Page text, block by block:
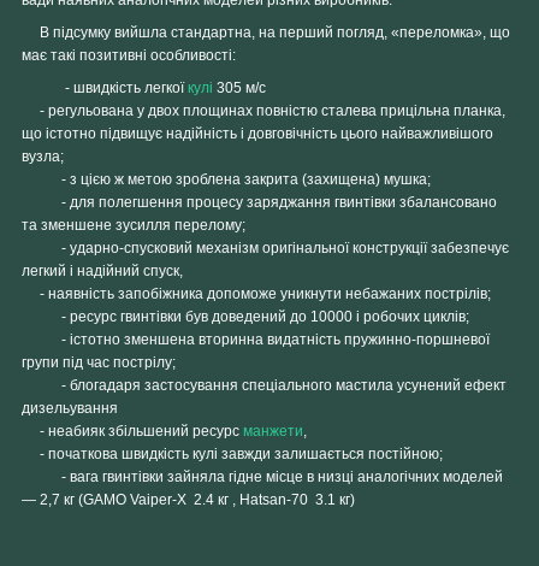
В підсумку вийшла стандартна, на перший погляд, «переломка», що
має такі позитивні особливості:
- швидкість легкоїкулі 305 м/с
- регульована у двох площинах повністю сталева прицільна планка,
що істотно підвищує надійність і довговічність цього найважливішого
вузла;
- з цією ж метою зроблена закрита (захищена) мушка;
- для полегшення процесу заряджання гвинтівки збалансовано
та зменшене зусилля перелому;
- ударно-спусковий механізм оригінальної конструкції забезпечує
легкий і надійний спуск,
- наявність запобіжника допоможе уникнути небажаних пострілів;
- ресурс гвинтівки був доведений до 10000 і робочих циклів;
- істотно зменшена вторинна видатність пружинно-поршневої
групи під час пострілу;
- блогадаря застосування спеціального мастила усунений ефект
дизельування
- неабияк збільшений ресурс манжети
- початкова швидкість кулі завжди залишається постійною;
- вага гвинтівки зайняла гідне місце в низці аналогічних моделей
— 2,7 кг (GAMO Vaiper-X 2.4 кг , Hatsan-70 3.1 кг)